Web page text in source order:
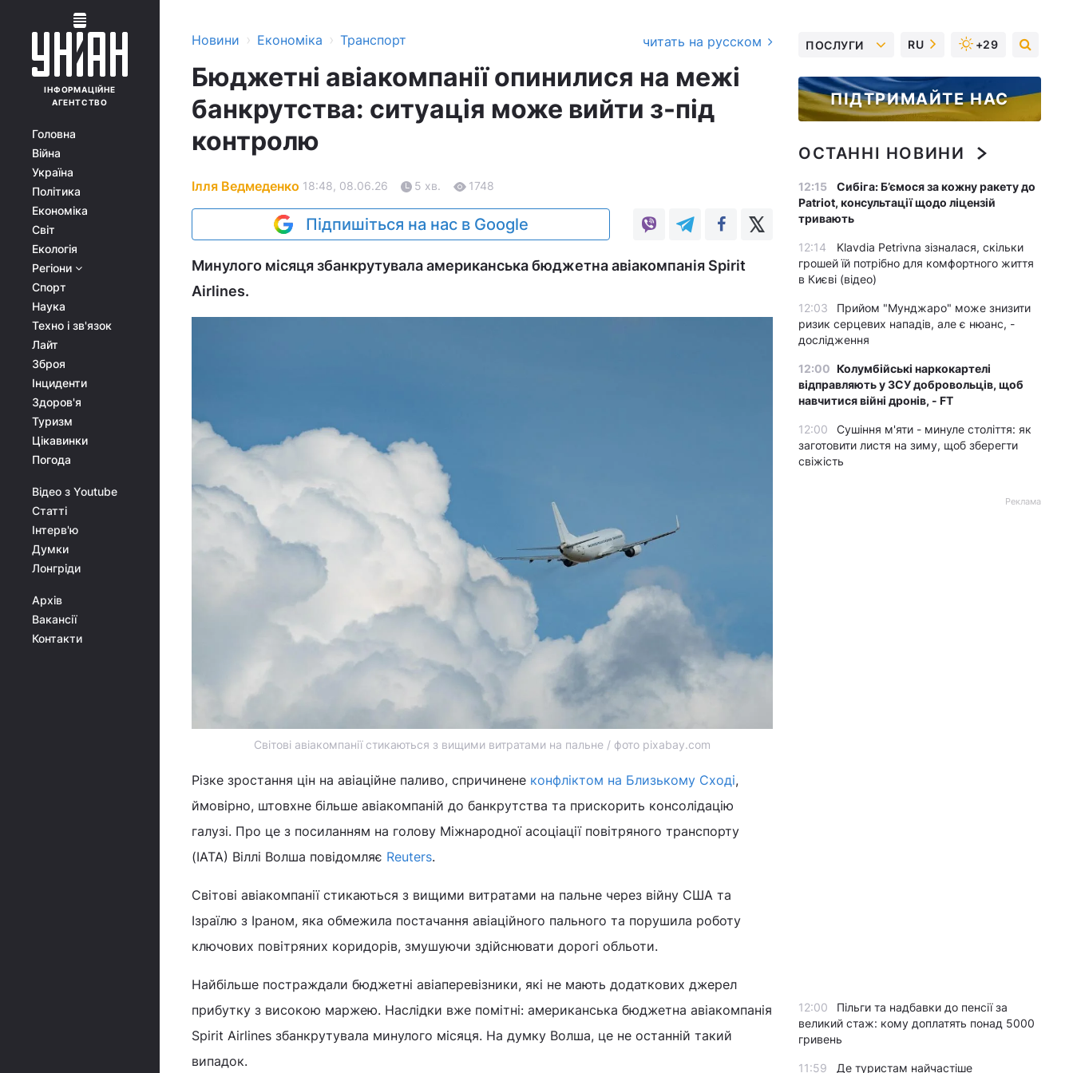
ІНФОРМАЦІЙНЕ
АГЕНТСТВО
Головна
Війна
Україна
Політика
Економіка
Світ
Екологія
Регіони
Спорт
Наука
Техно і зв'язок
Лайт
Зброя
Інциденти
Здоров'я
Туризм
Цікавинки
Погода
Відео з Youtube
Статті
Інтерв'ю
Думки
Лонгріди
Архів
Вакансії
Контакти
Новини › Економіка › Транспорт читать на русском
Бюджетні авіакомпанії опинилися на межі
банкрутства: ситуація може вийти з-під
контролю
Ілля Ведмеденко 18:48, 08.06.26 5 хв. 1748
Підпишіться на нас в Google
Минулого місяця збанкрутувала американська бюджетна авіакомпанія Spirit
Airlines.
Світові авіакомпанії стикаються з вищими витратами на пальне / фото pixabay.com
Різке зростання цін на авіаційне паливо, спричинене конфліктом на Близькому Сході,
ймовірно, штовхне більше авіакомпаній до банкрутства та прискорить консолідацію
галузі. Про це з посиланням на голову Міжнародної асоціації повітряного транспорту
(IATA) Віллі Волша повідомляє Reuters.
Світові авіакомпанії стикаються з вищими витратами на пальне через війну США та
Ізраїлю з Іраном, яка обмежила постачання авіаційного пального та порушила роботу
ключових повітряних коридорів, змушуючи здійснювати дорогі обльоти.
Найбільше постраждали бюджетні авіаперевізники, які не мають додаткових джерел
прибутку з високою маржею. Наслідки вже помітні: американська бюджетна авіакомпанія
Spirit Airlines збанкрутувала минулого місяця. На думку Волша, це не останній такий
випадок.
ПОСЛУГИ RU +29
ПІДТРИМАЙТЕ НАС
ОСТАННІ НОВИНИ
12:15
Сибіга: Б’ємося за кожну ракету до
Patriot, консультації щодо ліцензій
тривають
12:14
Klavdia Petrivna зізналася, скільки
грошей їй потрібно для комфортного життя
в Києві (відео)
12:03
Прийом "Мунджаро" може знизити
ризик серцевих нападів, але є нюанс, -
дослідження
12:00 Колумбійські наркокартелі
відправляють у ЗСУ добровольців, щоб
навчитися війні дронів, - FT
12:00
Сушіння м'яти - минуле століття: як
заготовити листя на зиму, щоб зберегти
свіжість
Реклама
12:00
Пільги та надбавки до пенсії за
великий стаж: кому доплатять понад 5000
гривень
11:59 Де туристам найчастіше